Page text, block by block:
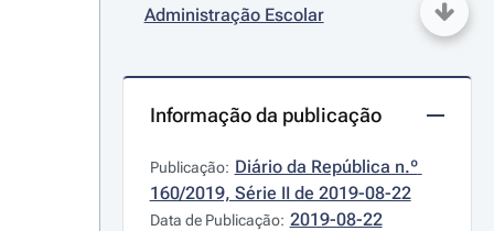
Administração Escolar
Informação da publicação
Publicação: Diário da República n.º
160/2019, Série II de 2019-08-22
Data de Publicação: 2019-08-22